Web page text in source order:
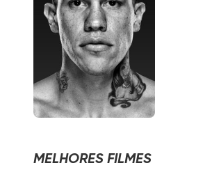
MELHORES FILMES